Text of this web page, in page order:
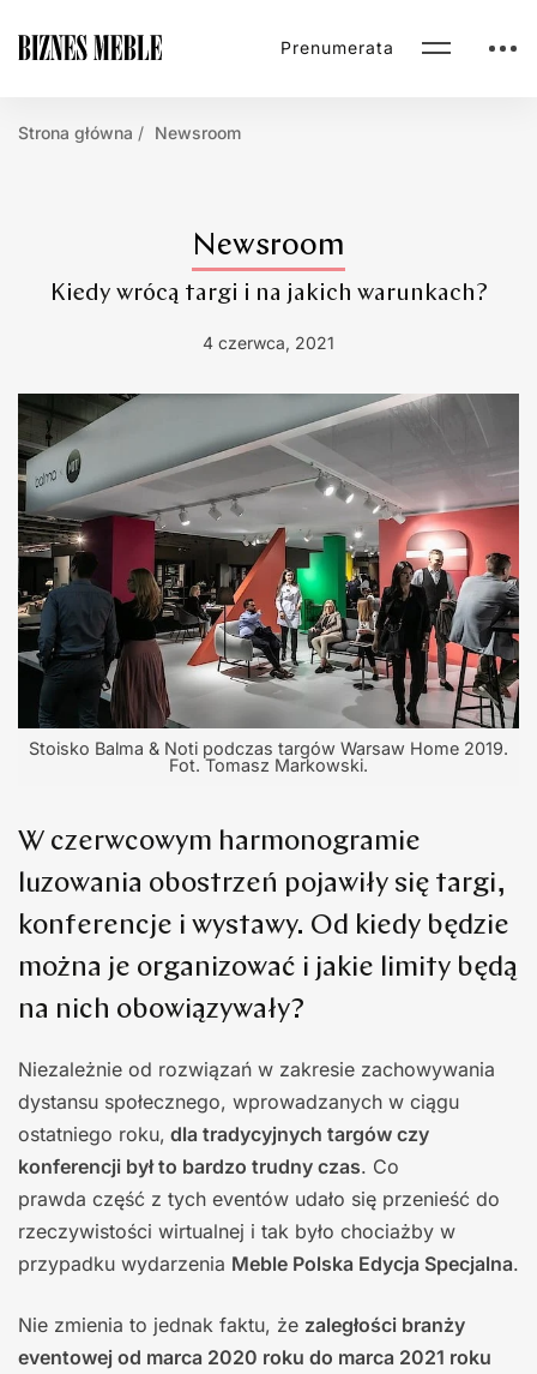
Prenumerata
Strona główna Newsroom
Newsroom
Kiedy wrócą targi i na jakich warunkach?
4 czerwca, 2021
Stoisko Balma & Noti podczas targów Warsaw Home 2019.
Fot. Tomasz Markowski.
W czerwcowym harmonogramie
luzowania obostrzeń pojawiły się targi,
konferencje i wystawy. Od kiedy będzie
można je organizować i jakie limity będą
na nich obowiązywały?
Niezależnie od rozwiązań w zakresie zachowywania
dystansu społecznego, wprowadzanych w ciągu
ostatniego roku, dla tradycyjnych targów czy
konferencji był to bardzo trudny czas. Co
prawda część z tych eventów udało się przenieść do
rzeczywistości wirtualnej i tak było chociażby w
przypadku wydarzenia Meble Polska Edycja Specjalna.
Nie zmienia to jednak faktu, że zaległości branży
eventowej od marca 2020 roku do marca 2021 roku